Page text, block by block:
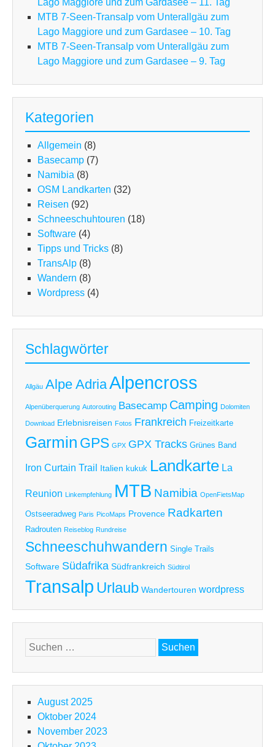
Lago Maggiore und zum Gardasee – 11. Tag
MTB 7-Seen-Transalp vom Unterallgäu zum
Lago Maggiore und zum Gardasee – 10. Tag
MTB 7-Seen-Transalp vom Unterallgäu zum
Lago Maggiore und zum Gardasee – 9. Tag
Kategorien
Allgemein (8)
Basecamp (7)
Namibia (8)
OSM Landkarten (32)
Reisen (92)
Schneeschuhtouren (18)
Software (4)
Tipps und Tricks (8)
TransAlp (8)
Wandern (8)
Wordpress (4)
Schlagwörter
Allgäu Alpe AdriaAlpencross
Alpenüberquerung Autorouting Basecamp Camping Dolomiten
Download Erlebnisreisen Fotos Frankreich Freizeitkarte
Garmin GPS GPX GPX Tracks Grünes Band
Iron Curtain Trail Italien kukuk Landkarte La
Reunion Linkempfehlung MTB Namibia OpenFietsMap
Ostseeradweg Paris PicoMaps Provence Radkarten
Radrouten Reiseblog Rundreise
Schneeschuhwandern Single Trails
Software Südafrika Südfrankreich Südtirol
Transalp Urlaub Wandertouren wordpress
Suchen
nach:
August 2025
Oktober 2024
November 2023